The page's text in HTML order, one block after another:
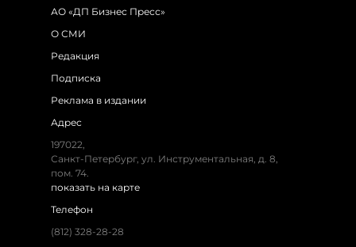
АО «ДП Бизнес Пресс»
О СМИ
Редакция
Подписка
Реклама в издании
Адрес
197022,
Санкт-Петербург, ул. Инструментальная, д. 8,
пом. 74.
показать на карте
Телефон
(812) 328-28-28